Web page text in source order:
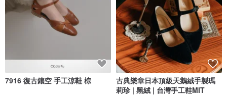
7916 復古鑲空 手工涼鞋 棕
古典樂章日本頂級天鵝絨手製瑪
莉珍 | 黑絨 | 台灣手工鞋MIT